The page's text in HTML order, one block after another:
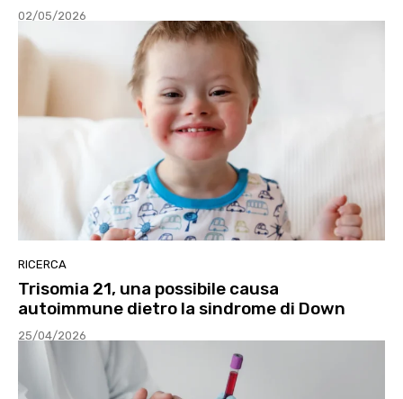
02/05/2026
RICERCA
Trisomia 21, una possibile causa
autoimmune dietro la sindrome di Down
25/04/2026